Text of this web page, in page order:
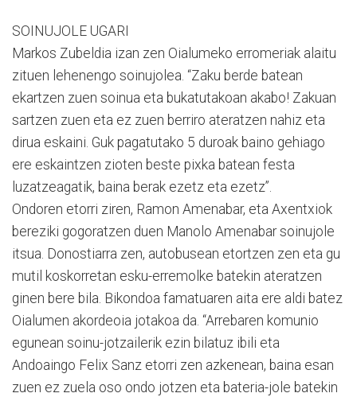
SOINUJOLE UGARI
Markos Zubeldia izan zen Oialumeko erromeriak alaitu
zituen lehenengo soinujolea. “Zaku berde batean
ekartzen zuen soinua eta bukatutakoan akabo! Zakuan
sartzen zuen eta ez zuen berriro ateratzen nahiz eta
dirua eskaini. Guk pagatutako 5 duroak baino gehiago
ere eskaintzen zioten beste pixka batean festa
luzatzeagatik, baina berak ezetz eta ezetz”.
Ondoren etorri ziren, Ramon Amenabar, eta Axentxiok
bereziki gogoratzen duen Manolo Amenabar soinujole
itsua. Donostiarra zen, autobusean etortzen zen eta gu
mutil koskorretan esku-erremolke batekin ateratzen
ginen bere bila. Bikondoa famatuaren aita ere aldi batez
Oialumen akordeoia jotakoa da. “Arrebaren komunio
egunean soinu-jotzailerik ezin bilatuz ibili eta
Andoaingo Felix Sanz etorri zen azkenean, baina esan
zuen ez zuela oso ondo jotzen eta bateria-jole batekin